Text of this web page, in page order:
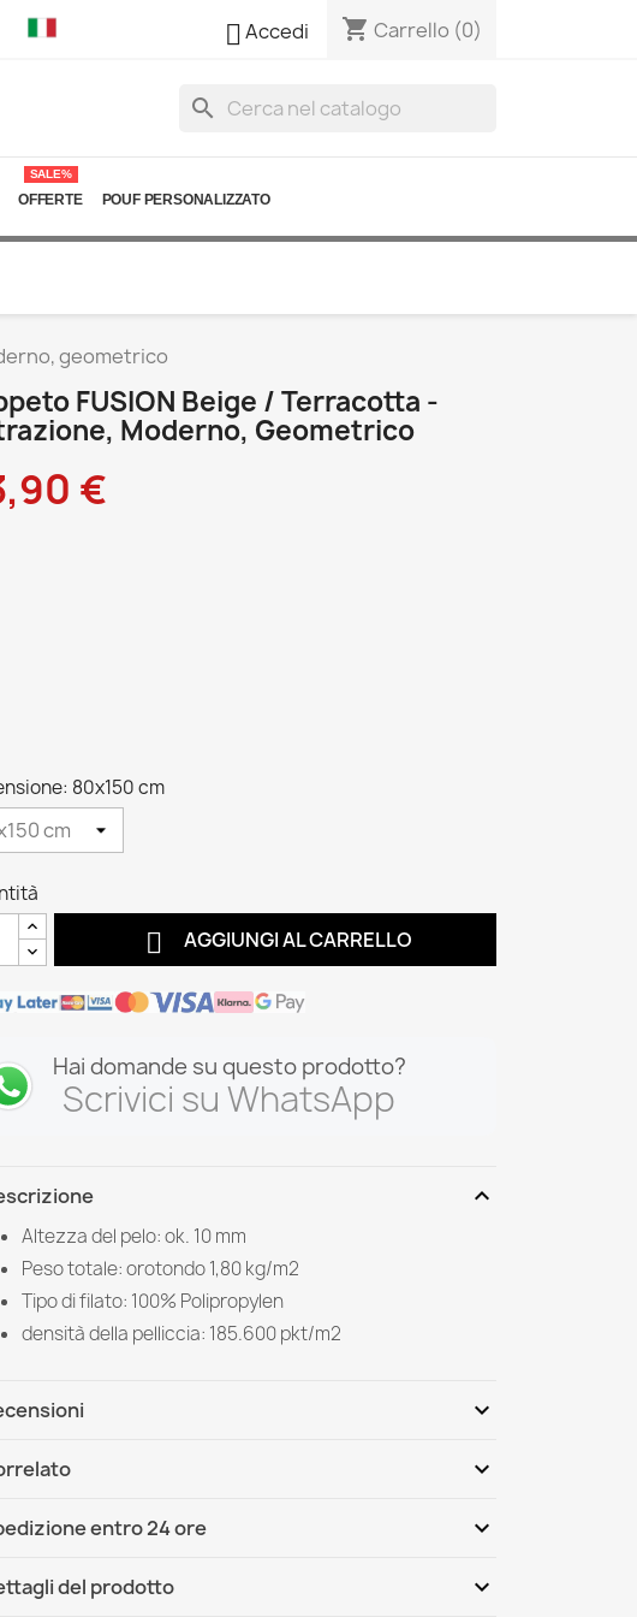
Accedi shopping_cart Carrello (0)
search
OFFERTE
SALE%
POUF PERSONALIZZATO
geometrico
FUSION Beige / Terracotta -
Moderno, Geometrico
€
80x150 cm
 AGGIUNGI AL CARRELLO
Hai domande su questo prodotto?
Scrivici su WhatsApp
expand_more
Altezza del pelo: ok. 10 mm
Peso totale: orotondo 1,80 kg/m2
Tipo di filato: 100% Polipropylen
densità della pelliccia: 185.600 pkt/m2
expand_more
expand_more
entro 24 ore expand_more
DHL / GLS International
del prodotto expand_more